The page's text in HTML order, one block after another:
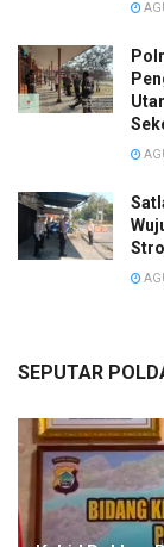
SEPUTAR